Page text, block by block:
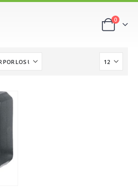
0